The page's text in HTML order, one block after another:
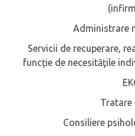
Administrare
Servicii de recuperare,
funcție de necesităţile
Tratare
Consiliere